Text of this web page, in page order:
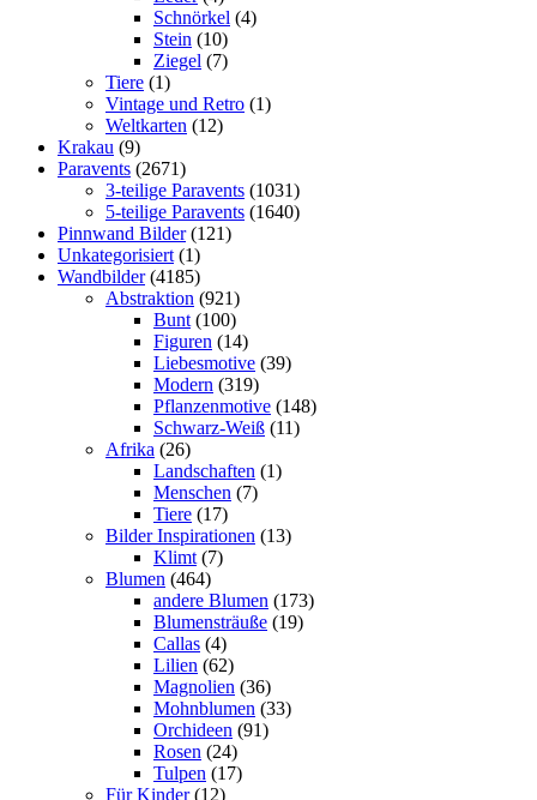
Schnörkel (4)
Stein (10)
Ziegel (7)
Tiere (1)
Vintage und Retro (1)
Weltkarten (12)
Krakau (9)
Paravents (2671)
3-teilige Paravents (1031)
5-teilige Paravents (1640)
Pinnwand Bilder (121)
Unkategorisiert (1)
Wandbilder (4185)
Abstraktion (921)
Bunt (100)
Figuren (14)
Liebesmotive (39)
Modern (319)
Pflanzenmotive (148)
Schwarz-Weiß (11)
Afrika (26)
Landschaften (1)
Menschen (7)
Tiere (17)
Bilder Inspirationen (13)
Klimt (7)
Blumen (464)
andere Blumen (173)
Blumensträuße (19)
Callas (4)
Lilien (62)
Magnolien (36)
Mohnblumen (33)
Orchideen (91)
Rosen (24)
Tulpen (17)
Für Kinder (12)